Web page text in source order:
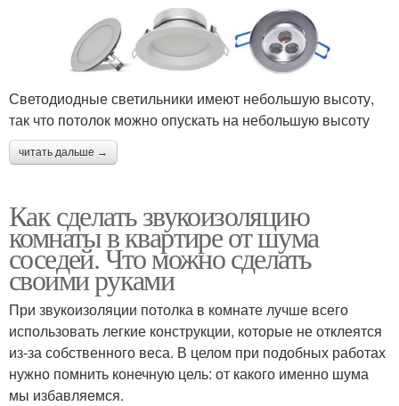
Светодиодные светильники имеют небольшую высоту,
так что потолок можно опускать на небольшую высоту
читать дальше →
Как сделать звукоизоляцию
комнаты в квартире от шума
соседей. Что можно сделать
своими руками
При звукоизоляции потолка в комнате лучше всего
использовать легкие конструкции, которые не отклеятся
из-за собственного веса. В целом при подобных работах
нужно помнить конечную цель: от какого именно шума
мы избавляемся.